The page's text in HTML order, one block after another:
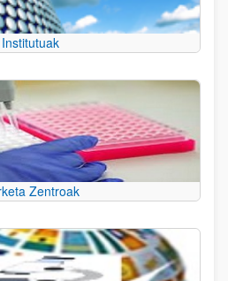
Institutuak
Zentroak